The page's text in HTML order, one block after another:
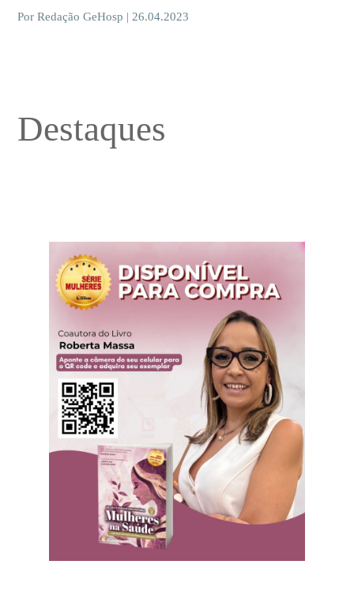
Por Redação GeHosp | 26.04.2023
Destaques